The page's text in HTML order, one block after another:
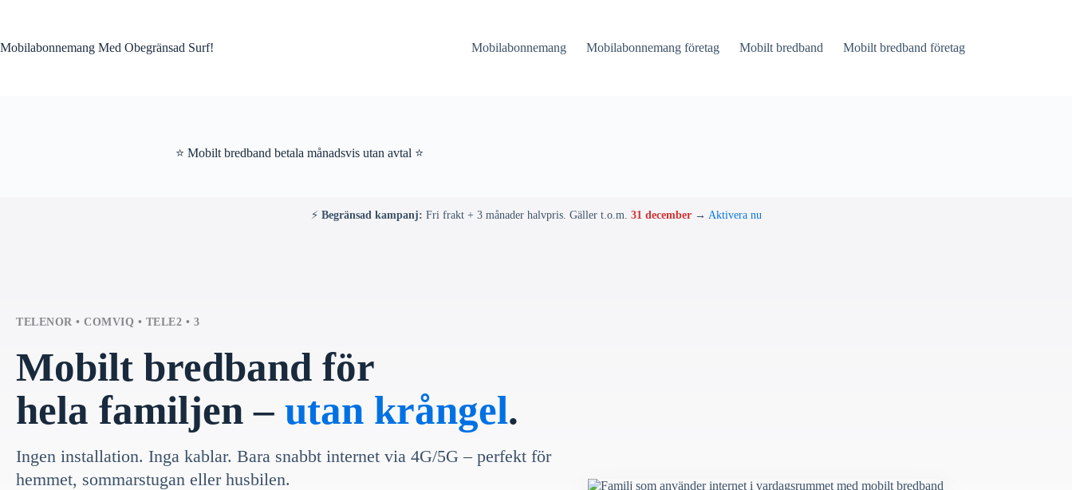
Mobilabonnemang Med Obegränsad Surf!
Mobilabonnemang Mobilabonnemang företag Mobilt bredband Mobilt bredband företag
⭐ Mobilt bredband betala månadsvis utan avtal ⭐
⚡ Begränsad kampanj: Fri frakt + 3 månader halvpris. Gäller t.o.m. 31 december→ Aktivera nu
TELENOR • COMVIQ • TELE2 • 3
Mobilt bredband för
hela familjen – utan krångel.
Ingen installation. Inga kablar. Bara snabbt internet via 4G/5G – perfekt för
hemmet, sommarstugan eller husbilen.